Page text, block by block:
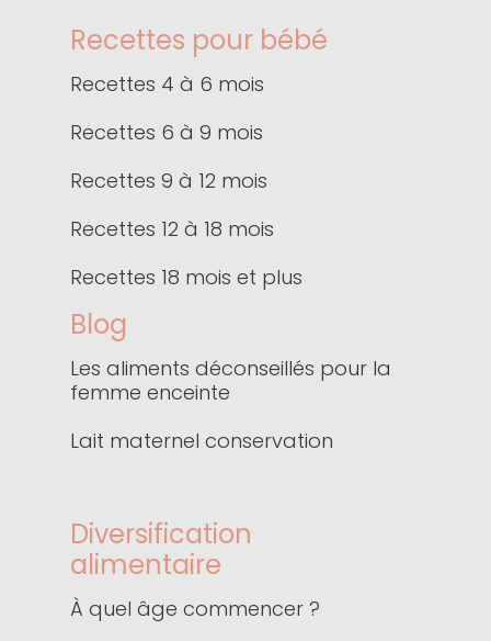
Recettes pour bébé
Recettes 4 à 6 mois
Recettes 6 à 9 mois
Recettes 9 à 12 mois
Recettes 12 à 18 mois
Recettes 18 mois et plus
Blog
Les aliments déconseillés pour la
femme enceinte
Lait maternel conservation
Diversification
alimentaire
À quel âge commencer ?